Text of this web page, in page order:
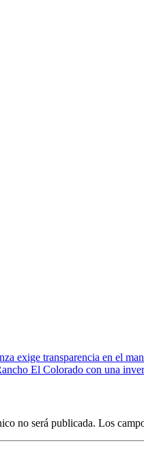
exige transparencia en el
El Colorado con una
no será publicada. Los